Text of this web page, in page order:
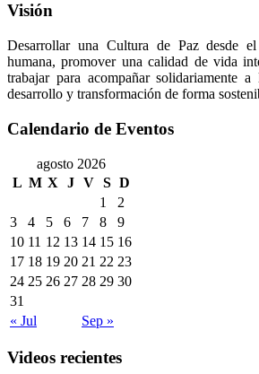
Visión
Desarrollar una Cultura de Paz desde
humana, promover una calidad de vida
trabajar para acompañar solidariamente
desarrollo y transformación de forma
Calendario de Eventos
agosto 2026
L M X J V S D
1
2
3
4 5 6 7 8
9
10 11 12 13 14 15 16
17 18 19 20 21 22 23
24 25 26 27 28 29 30
31
« Jul
Sep »
Videos recientes